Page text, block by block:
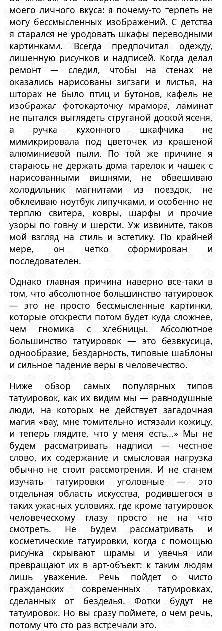
моего личного вкуса: я почему-то терпеть не
могу бессмысленных изображений. С детства
я старался не уродовать шкафы переводными
картинками. Всегда предпочитал одежду,
лишенную рисунков и надписей. Когда делал
ремонт — следил, чтобы на стенах не
оказались нарисованы зигзаги и листья, на
шторах не было птиц и бутонов, кафель не
изображал фотокарточку мрамора, ламинат
не пытался выглядеть струганой доской ясеня,
а ручка кухонного шкафчика не
мимикрировала под цветочек из крашеной
алюминиевой пыли. По той же причине я
стараюсь не держать дома тарелок и чашек с
нарисованными вишнями, не обвешиваю
холодильник магнитами из поездок, не
обклеиваю ноутбук липучками, и особенно не
терплю свитера, ковры, шарфы и прочие
узоры по говну и шерсти. Уж извините, таков
мой взгляд на стиль и эстетику. По крайней
мере, он четко сформирован и
последователен.
Однако главная причина наверно все-таки в
том, что абсолютное большинство татуировок
— это не просто бессмысленные картинки,
которые отскрести потом будет куда сложнее,
чем гномика с хлебницы. Абсолютное
большинство татуировок — это безвкусица,
однообразие, бездарность, типовые шаблоны
и сильное падение веры в человечество.
Ниже обзор самых популярных типов
татуировок, как их видим мы — равнодушные
люди, на которых не действует загадочная
магия «вау, мне томительно истязали кожицу,
и теперь глядите, что у меня есть...» Мы не
будем рассматривать надписи — честное
слово, их содержание и смысловая нагрузка
обычно не стоит рассмотрения. И не станем
изучать татуировки уголовные — это
отдельная область искусства, родившегося в
таких ужасных условиях, где кроме татуировок
человеческому глазу просто не на что
смотреть. Не будем рассматривать и
косметические татуировки, когда с помощью
рисунка скрывают шрамы и увечья или
превращают их в арт-объект: к таким людям
лишь уважение. Речь пойдет о чисто
гражданских современных татуировках,
сделанных от безделья. Фотки будут не
татуировок. Но вы сразу поймете, о чем речь,
потому что сто раз встречали это.